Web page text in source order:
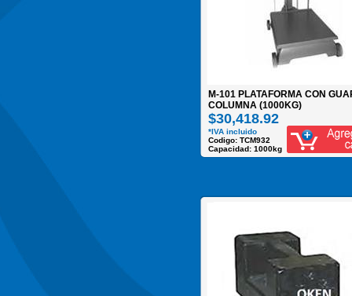
M-101 PLATAFORMA CON
COLUMNA (1000KG)
$30,418.92
*IVA incluido
Codigo: TCM932
Capacidad: 1000kg